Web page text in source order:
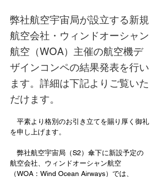
弊社航空宇宙局が設立する新規
航空会社・ウィンドオーシャン
航空（WOA）主催の航空機デ
ザインコンペの結果発表を行い
ます。詳細は下記よりご覧いた
だけます。
平素より格別のお引き立てを賜り厚く御礼
を申し上げます。
弊社航空宇宙局（S2）傘下に新設予定の
航空会社、ウィンドオーシャン航空
（WOA：Wind Ocean Airways）では、